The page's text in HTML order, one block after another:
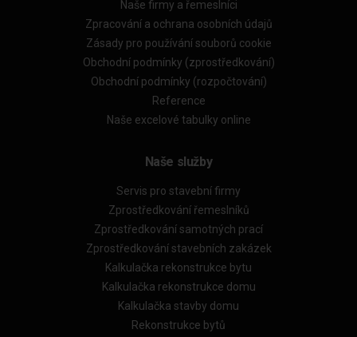
Naše firmy a řemeslníci
Zpracování a ochrana osobních údajů
Zásady pro používání souborů cookie
Obchodní podmínky (zprostředkování)
Obchodní podmínky (rozpočtování)
Reference
Naše excelové tabulky online
Naše služby
Servis pro stavební firmy
Zprostředkování řemeslníků
Zprostředkování samotných prací
Zprostředkování stavebních zakázek
Kalkulačka rekonstrukce bytu
Kalkulačka rekonstrukce domu
Kalkulačka stavby domu
Rekonstrukce bytů